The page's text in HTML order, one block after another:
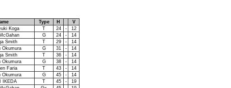
Type H
V
Koga T 24 -
12
G 24 -
14
Smith T 29 -
14
Okumura G 31 -
14
Smith T 36 -
14
Okumura G 38 -
14
Faria T 43 -
14
Okumura G 45 -
14
IKEDA T 45 -
19